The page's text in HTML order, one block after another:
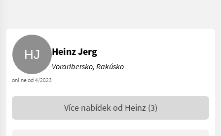
online od 4/2023
Heinz Jerg
Vorarlbersko, Rakúsko
Více nabídek od Heinz (3)